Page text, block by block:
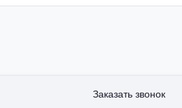
Заказать звонок